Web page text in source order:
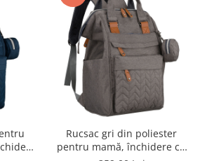
Rucsac gri din poliester
pentru mamă, închidere cu